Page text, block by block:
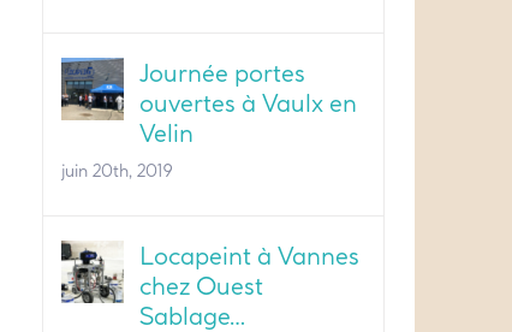
Journée portes
ouvertes à Vaulx en
Velin
juin 20th, 2019
Locapeint à Vannes
chez Ouest
Sablage…